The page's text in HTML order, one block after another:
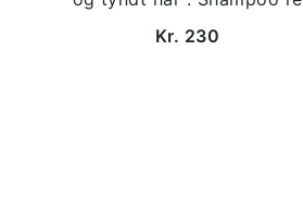
Kr. 230